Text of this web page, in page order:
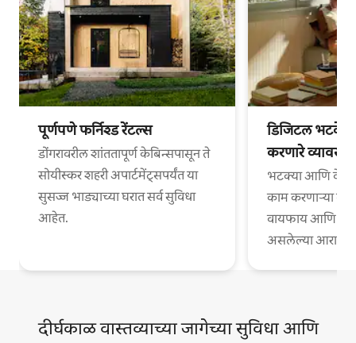
पूर्णपणे फर्निश्ड रेंटल्स
डोंगरावरील शांततापूर्ण केबिन्सपासून ते
सोयीस्कर शहरी अपार्टमेंट्सपर्यंत या
सुसज्ज भाड्याच्या घरात सर्व सुविधा
आहेत.
डिजिटल भटके
करणारे
भटक्या आणि
काम करणाऱ्या
वायफाय आणि
असलेल्या
दीर्घकाळ वास्तव्याच्या जागेच्या सुविधा आणि